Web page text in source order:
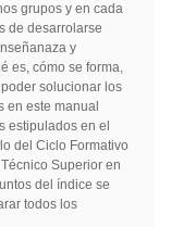
grupos y en cada
de desarrolarse
y
es, cómo se forma,
solucionar los
en este manual
estipulados en el
del Ciclo Formativo
Superior en
del índice se
todos los